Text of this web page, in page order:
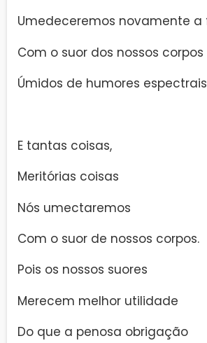
Umedeceremos novamente a
Com o suor dos nossos corpos
Úmidos de humores
E tantas coisas,
Meritórias coisas
Nós umectaremos
Com o suor de nossos corpos.
Pois os nossos suores
Merecem melhor utilidade
Do que a penosa obrigação